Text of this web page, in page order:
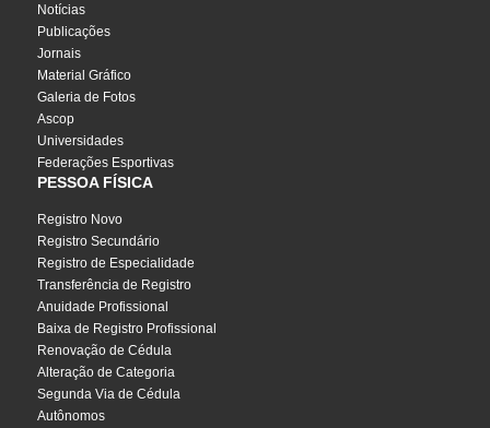
Notícias
Publicações
Jornais
Material Gráfico
Galeria de Fotos
Ascop
Universidades
Federações Esportivas
PESSOA FÍSICA
Registro Novo
Registro Secundário
Registro de Especialidade
Transferência de Registro
Anuidade Profissional
Baixa de Registro Profissional
Renovação de Cédula
Alteração de Categoria
Segunda Via de Cédula
Autônomos